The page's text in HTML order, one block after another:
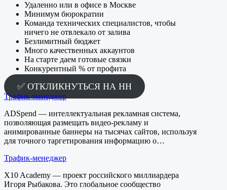
Удаленно или в офисе в Москве
Минимум бюрократии
Команда технических специалистов, чтобы
ничего не отвлекало от залива
Безлимитный бюджет
Много качественных аккаунтов
На старте даем готовые связки
Конкурентный % от профита
✅ ОТКЛИКНУТЬСЯ НА HH
Трафик-менеджер
ADSpend — интеллектуальная рекламная система,
позволяющая размещать видео-рекламу и
анимированные баннеры на тысячах сайтов, используя
для точного таргетирования информацию о…
Трафик-менеджер
X10 Academy — проект российского миллиардера
Игоря Рыбакова. Это глобальное сообщество